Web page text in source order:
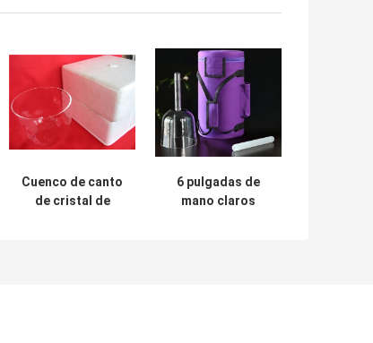
Cuenco de canto
de cristal de
6 pulgadas de
mano claros